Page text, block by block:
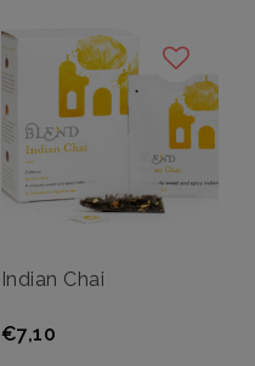
Indian Chai
€7,10